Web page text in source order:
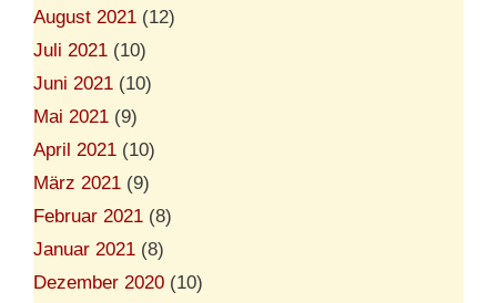
August 2021 (12)
Juli 2021 (10)
Juni 2021 (10)
Mai 2021 (9)
April 2021 (10)
März 2021 (9)
Februar 2021 (8)
Januar 2021 (8)
Dezember 2020 (10)